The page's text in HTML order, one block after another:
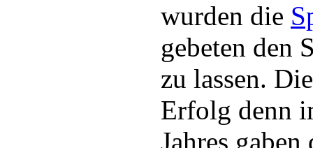
wurden die
gebeten den
zu lassen.
Erfolg denn
Jahres